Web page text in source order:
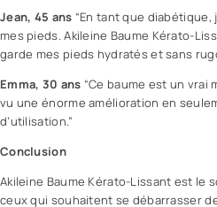
Jean, 45 ans “En tant que
mes pieds. Akileine Baume Kérato-
garde mes pieds hydratés et sans
Emma, 30 ans “Ce baume est un vrai
vu une énorme amélioration en
d’utilisation.”
Conclusion
Akileine Baume Kérato-Lissant est le
ceux qui souhaitent se débarrasser